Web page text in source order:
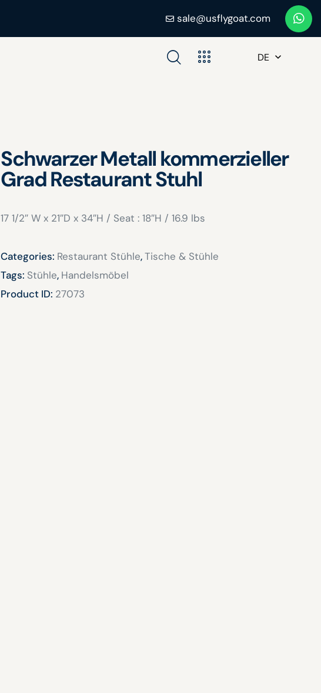
sale@usflygoat.com
DE
Schwarzer Metall kommerzieller
Grad Restaurant Stuhl
17 1/2″ W x 21″D x 34″H / Seat : 18″H / 16.9 lbs
Categories: Restaurant Stühle,Tische & Stühle
Tags: Stühle, Handelsmöbel
Product ID: 27073